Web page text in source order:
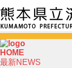
HOME
最新NEWS